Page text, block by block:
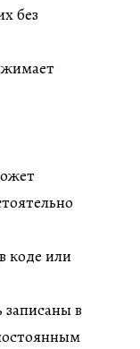
без
коде или
в